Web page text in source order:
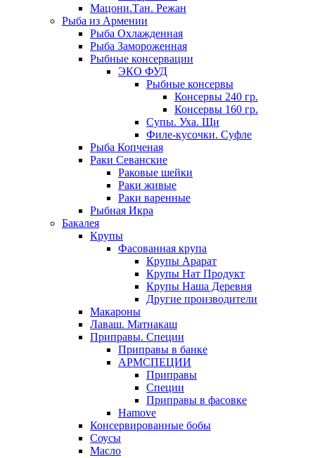
Мацони.Тан. Режан
Рыба из Армении
Рыба Охлажденная
Рыба Замороженная
Рыбные консервации
ЭКО ФУД
Рыбные консервы
Консервы 240 гр.
Консервы 160 гр.
Супы. Уха. Щи
Филе-кусочки. Суфле
Рыба Копченая
Раки Севанские
Раковые шейки
Раки живые
Раки варенные
Рыбная Икра
Бакалея
Крупы
Фасованная крупа
Крупы Арарат
Крупы Нат Продукт
Крупы Наша Деревня
Другие производители
Макароны
Лаваш. Матнакаш
Приправы. Специи
Приправы в банке
АРМСПЕЦИИ
Приправы
Специи
Приправы в фасовке
Hamove
Консервированные бобы
Соусы
Масло